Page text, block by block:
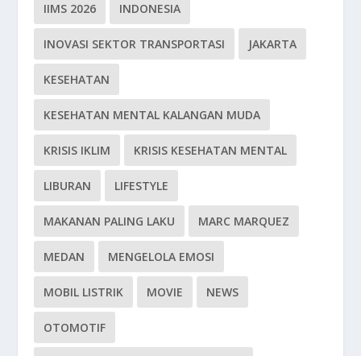
IIMS 2026 INDONESIA
INOVASI SEKTOR TRANSPORTASI JAKARTA
KESEHATAN
KESEHATAN MENTAL KALANGAN MUDA
KRISIS IKLIM KRISIS KESEHATAN MENTAL
LIBURAN LIFESTYLE
MAKANAN PALING LAKU MARC MARQUEZ
MEDAN MENGELOLA EMOSI
MOBIL LISTRIK MOVIE NEWS
OTOMOTIF